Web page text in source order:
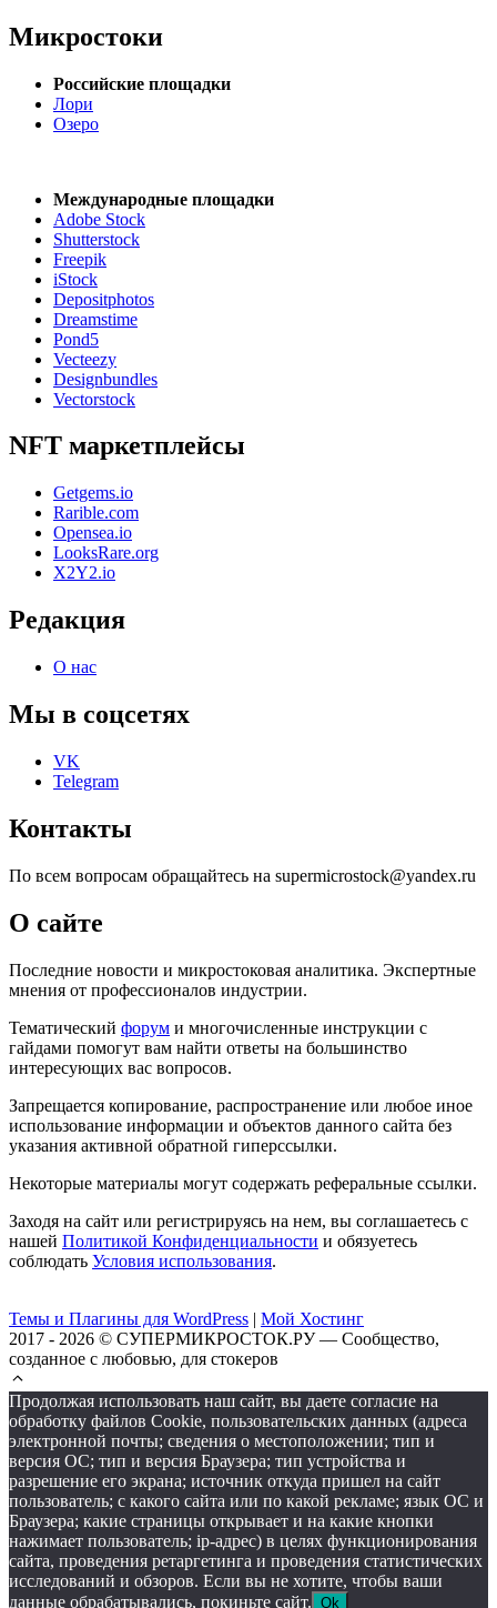
Микростоки
Российские площадки
Лори
Озеро
Международные площадки
Adobe Stock
Shutterstock
Freepik
iStock
Depositphotos
Dreamstime
Pond5
Vecteezy
Designbundles
Vectorstock
NFT маркетплейсы
Getgems.io
Rarible.com
Opensea.io
LooksRare.org
X2Y2.io
Редакция
О нас
Мы в соцсетях
VK
Telegram
Контакты
По всем вопросам обращайтесь на supermicrostock@yandex.ru
О сайте
Последние новости и микростоковая аналитика. Экспертные
мнения от профессионалов индустрии.
Тематический форум и многочисленные инструкции с
гайдами помогут вам найти ответы на большинство
интересующих вас вопросов.
Запрещается копирование, распространение или любое иное
использование информации и объектов данного сайта без
указания активной обратной гиперссылки.
Некоторые материалы могут содержать реферальные ссылки.
Заходя на сайт или регистрируясь на нем, вы соглашаетесь с
нашей Политикой Конфиденциальности и обязуетесь
соблюдать Условия использования.
Темы и Плагины для WordPress | Мой Хостинг
2017 - 2026 © СУПЕРМИКРОСТОК.РУ — Сообщество,
созданное с любовью, для стокеров
Продолжая использовать наш сайт, вы даете согласие на
обработку файлов Cookie, пользовательских данных (адреса
электронной почты; сведения о местоположении; тип и
версия ОС; тип и версия Браузера; тип устройства и
разрешение его экрана; источник откуда пришел на сайт
пользователь; с какого сайта или по какой рекламе; язык ОС и
Браузера; какие страницы открывает и на какие кнопки
нажимает пользователь; ip-адрес) в целях функционирования
сайта, проведения ретаргетинга и проведения статистических
исследований и обзоров. Если вы не хотите, чтобы ваши
данные обрабатывались, покиньте сайт. Ok